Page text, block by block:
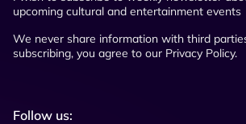
upcoming cultural and entertainment events
We never share information with third
subscribing, you agree to our Privacy Policy.
Follow us: